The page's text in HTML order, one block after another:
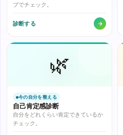
プでチェック。
診断する
🌿
今の自分を整える
自己肯定感診断
自分をどれくらい肯定できているか
チェック。